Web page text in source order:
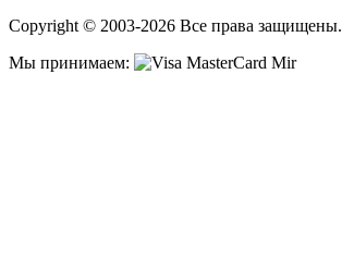
Copyright © 2003-2026 Все права защищены.
Мы принимаем: